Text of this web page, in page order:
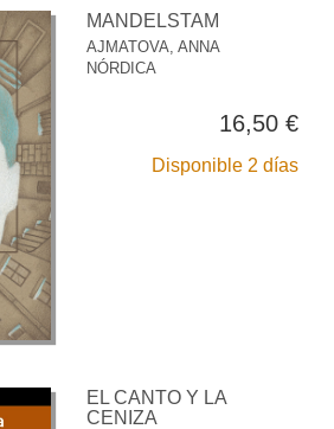
MANDELSTAM
AJMATOVA, ANNA
NÓRDICA
16,50 €
Disponible 2 días
EL CANTO Y LA
CENIZA